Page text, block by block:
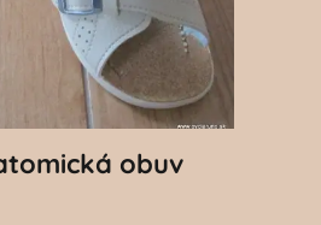
obuv